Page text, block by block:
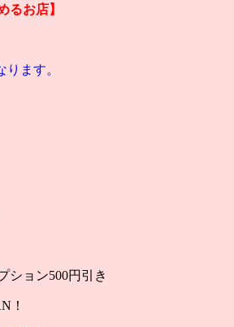
るお店】
ます。
ション500円引き
！